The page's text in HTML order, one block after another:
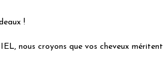
!
nous croyons que vos cheveux méritent